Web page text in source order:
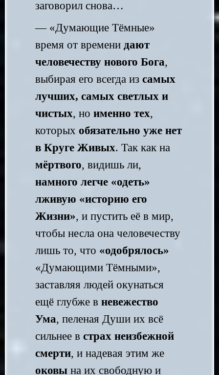
заговорил снова…
— «Думающие Тёмные»
время от времени дают
человечеству нового Бога,
выбирая его всегда из самых
лучших, самых светлых и
чистых, но именно тех,
которых обязательно уже нет
в Круге Живых. Так как на
мёртвого, видишь ли,
намного легче «одеть»
лживую «историю его
Жизни», и пустить её в мир,
чтобы несла она человечеству
лишь то, что «одобрялось»
«Думающими Тёмными»,
заставляя людей окунаться
ещё глубже в невежество
Ума, пеленая Души их всё
сильнее в страх неизбежной
смерти, и надевая этим же
оковы на их свободную и